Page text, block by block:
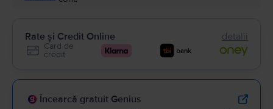
Rate și Credit Online detalii
Card de
credit
Încearcă gratuit Genius